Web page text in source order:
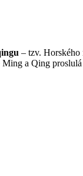
– tzv.
Ming a Qing